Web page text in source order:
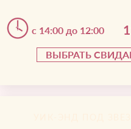
с 14:00 до 12:00
ВЫБРАТЬ